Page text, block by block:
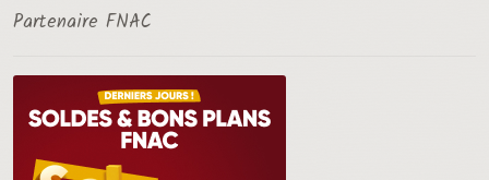
Partenaire FNAC